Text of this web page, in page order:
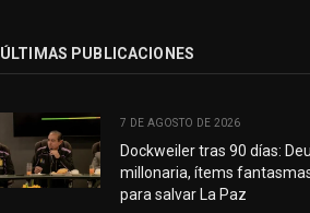
ÚLTIMAS PUBLICACIONES
7 DE AGOSTO DE 2026
Dockweiler tras 90 días:
millonaria, ítems
para salvar La Paz